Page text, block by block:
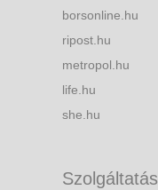
borsonline.hu
ripost.hu
metropol.hu
life.hu
she.hu
Szolgáltatás